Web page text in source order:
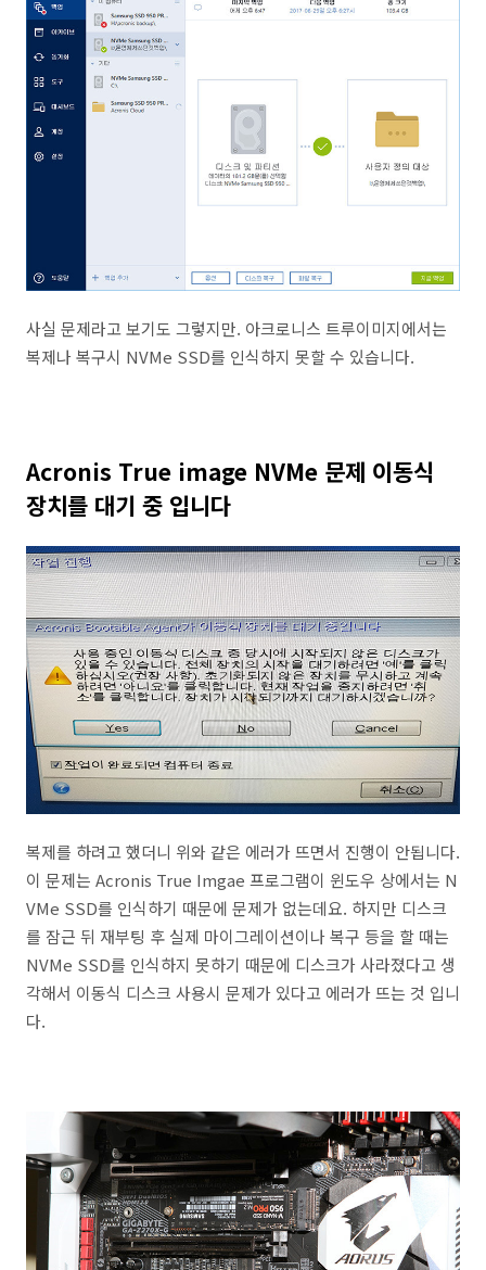
사실 문제라고 보기도 그렇지만. 아크로니스 트루이미지에서는
복제나 복구시 NVMe SSD를 인식하지 못할 수 있습니다.
Acronis True image NVMe 문제 이동식
장치를 대기 중 입니다
복제를 하려고 했더니 위와 같은 에러가 뜨면서 진행이 안됩니다.
이 문제는 Acronis True Imgae 프로그램이 윈도우 상에서는 N
VMe SSD를 인식하기 때문에 문제가 없는데요. 하지만 디스크
를 잠근 뒤 재부팅 후 실제 마이그레이션이나 복구 등을 할 때는
NVMe SSD를 인식하지 못하기 때문에 디스크가 사라졌다고 생
각해서 이동식 디스크 사용시 문제가 있다고 에러가 뜨는 것 입니
다.